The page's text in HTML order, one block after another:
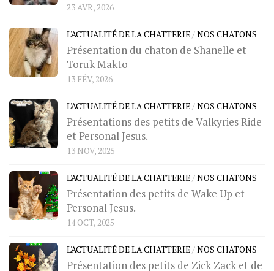
23 AVR, 2026
L'ACTUALITÉ DE LA CHATTERIE/NOS CHATONS
Présentation du chaton de Shanelle et
Toruk Makto
13 FÉV, 2026
L'ACTUALITÉ DE LA CHATTERIE/NOS CHATONS
Présentations des petits de Valkyries Ride
et Personal Jesus.
13 NOV, 2025
L'ACTUALITÉ DE LA CHATTERIE/NOS CHATONS
Présentation des petits de Wake Up et
Personal Jesus.
14 OCT, 2025
L'ACTUALITÉ DE LA CHATTERIE/NOS CHATONS
Présentation des petits de Zick Zack et de